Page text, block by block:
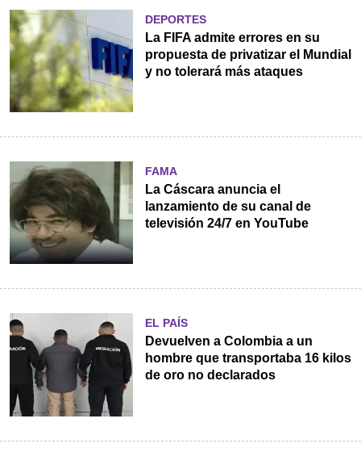
DEPORTES
La FIFA admite errores en su
propuesta de privatizar el Mundial
y no tolerará más ataques
FAMA
La Cáscara anuncia el
lanzamiento de su canal de
televisión 24/7 en YouTube
EL PAÍS
Devuelven a Colombia a un
hombre que transportaba 16 kilos
de oro no declarados